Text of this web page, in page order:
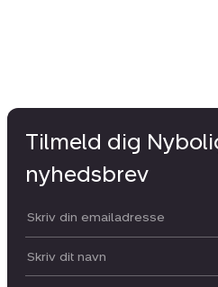
Tilmeld dig
nyhedsbrev
Din email:
Dit navn: